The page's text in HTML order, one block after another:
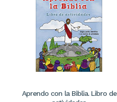
Aprendo con la Biblia. Libro de